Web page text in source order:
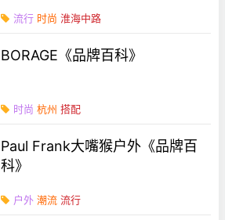
流行 时尚 淮海中路
BORAGE《品牌百科》
时尚 杭州 搭配
Paul Frank大嘴猴户外《品牌百
科》
户外 潮流 流行